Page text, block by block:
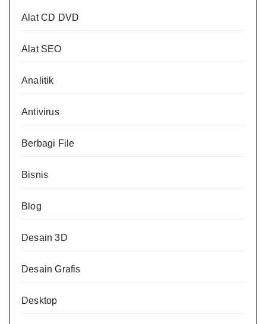
Alat CD DVD
Alat SEO
Analitik
Antivirus
Berbagi File
Bisnis
Blog
Desain 3D
Desain Grafis
Desktop